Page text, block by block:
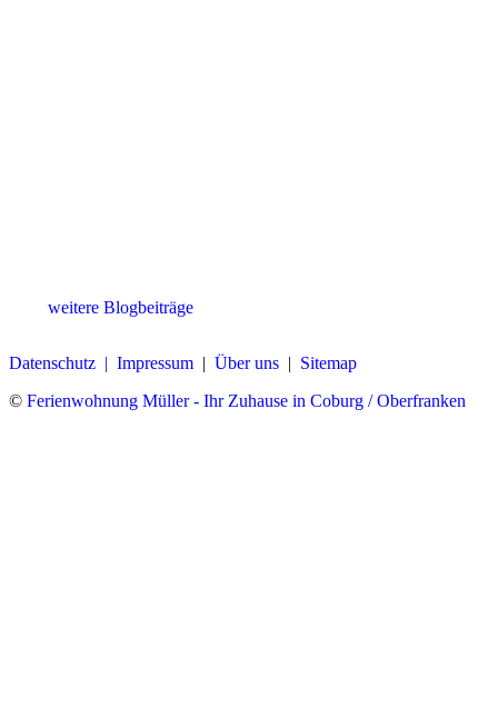
weitere Blogbeiträge
Datenschutz | Impressum | Über uns | Sitemap
© Ferienwohnung Müller - Ihr Zuhause in Coburg / Oberfranken